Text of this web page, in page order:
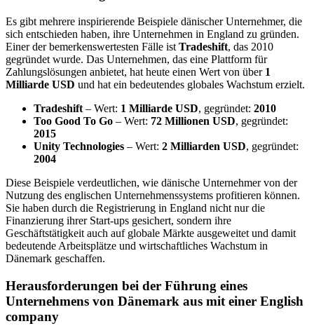
Es gibt mehrere inspirierende Beispiele dänischer Unternehmer, die
sich entschieden haben, ihre Unternehmen in England zu gründen.
Einer der bemerkenswertesten Fälle ist Tradeshift, das 2010
gegründet wurde. Das Unternehmen, das eine Plattform für
Zahlungslösungen anbietet, hat heute einen Wert von über 1
Milliarde USD und hat ein bedeutendes globales Wachstum erzielt.
Tradeshift – Wert: 1 Milliarde USD, gegründet: 2010
Too Good To Go – Wert: 72 Millionen USD, gegründet:
2015
Unity Technologies – Wert: 2 Milliarden USD, gegründet:
2004
Diese Beispiele verdeutlichen, wie dänische Unternehmer von der
Nutzung des englischen Unternehmenssystems profitieren können.
Sie haben durch die Registrierung in England nicht nur die
Finanzierung ihrer Start-ups gesichert, sondern ihre
Geschäftstätigkeit auch auf globale Märkte ausgeweitet und damit
bedeutende Arbeitsplätze und wirtschaftliches Wachstum in
Dänemark geschaffen.
Herausforderungen bei der Führung eines
Unternehmens von Dänemark aus mit einer English
company